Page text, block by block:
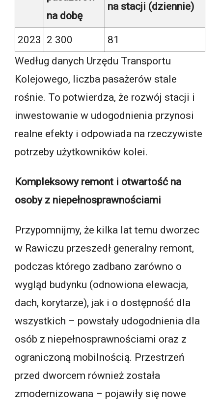
na dobę
na stacji (dziennie)
2023 2 300
81
Według danych Urzędu Transportu
Kolejowego, liczba pasażerów stale
rośnie. To potwierdza, że rozwój stacji i
inwestowanie w udogodnienia przynosi
realne efekty i odpowiada na rzeczywiste
potrzeby użytkowników kolei.
Kompleksowy remont i otwartość na
osoby z niepełnosprawnościami
Przypomnijmy, że kilka lat temu dworzec
w Rawiczu przeszedł generalny remont,
podczas którego zadbano zarówno o
wygląd budynku (odnowiona elewacja,
dach, korytarze), jak i o dostępność dla
wszystkich – powstały udogodnienia dla
osób z niepełnosprawnościami oraz z
ograniczoną mobilnością. Przestrzeń
przed dworcem również została
zmodernizowana – pojawiły się nowe